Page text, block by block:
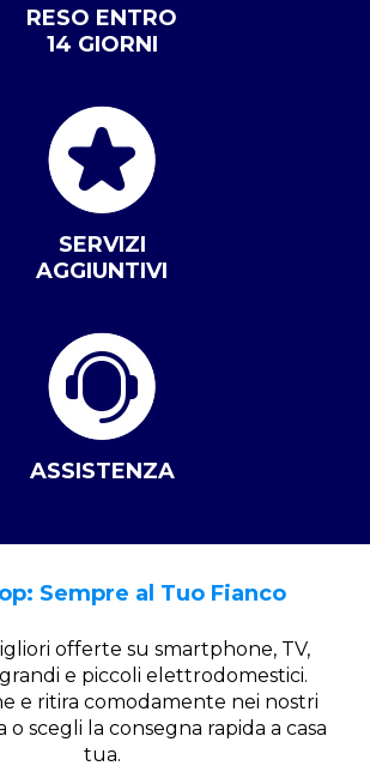
RESO ENTRO
14 GIORNI
SERVIZI
AGGIUNTIVI
ASSISTENZA
Sempre al Tuo Fianco
offerte su smartphone, TV,
e piccoli elettrodomestici.
e ritira comodamente nei nostri
scegli la consegna rapida a casa
tua.